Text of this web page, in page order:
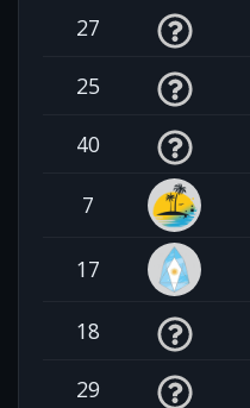
27
25
40
7
17
18
29